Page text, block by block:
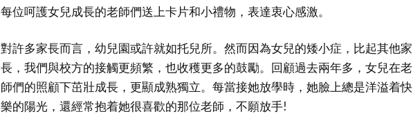
每位呵護女兒成長的老師們送上卡片和小禮物，表達衷心感激。
對許多家長而言，幼兒園或許就如托兒所。然而因為女兒的矮小症，比起其他家
長，我們與校方的接觸更頻繁，也收穫更多的鼓勵。回顧過去兩年多，女兒在老
師們的照顧下茁壯成長，更顯成熟獨立。每當接她放學時，她臉上總是洋溢着快
樂的陽光，還經常抱着她很喜歡的那位老師，不願放手!